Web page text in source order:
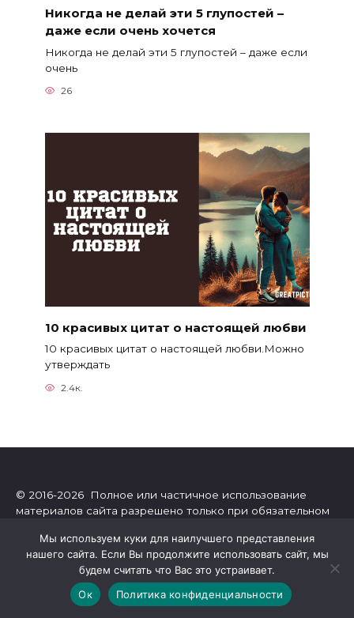
Никогда не делай эти 5 глупостей –
даже если очень хочется
Никогда не делай эти 5 глупостей – даже если
очень
26
10 красивых цитат о настоящей любви
10 красивых цитат о настоящей любви.Можно
утверждать
2.4к.
© 2016-2026 Полное или частичное использование
материалов сайта разрешено только при обязательном
Онлайн-журнал Greatpicture о самом интересном в мире.
Интересные тесты, гороскопы, посты об отношениях,
развитии личности, эзотерике, психологии, астрологии.
Мы используем куки для наилучшего представления
нашего сайта. Если Вы продолжите использовать сайт, мы
будем считать что Вас это устраивает.
Ок
Политика конфиденциальности